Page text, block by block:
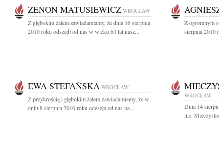
ZENON MATUSIEWICZ WROCŁAW
Z głębokim żalem zawiadamiamy, że dnia 16 sierpnia
2010 roku odszedł od nas w wieku 63 lat nasz...
Z ogromnym
sierpnia 2010
EWA STEFAŃSKA WROCŁAW
Z przykrością i głębokim żalem zawiadamiamy, że w
dniu 8 sierpnia 2010 roku odeszła od nas na...
WROCŁAW
Dnia 14
inż.